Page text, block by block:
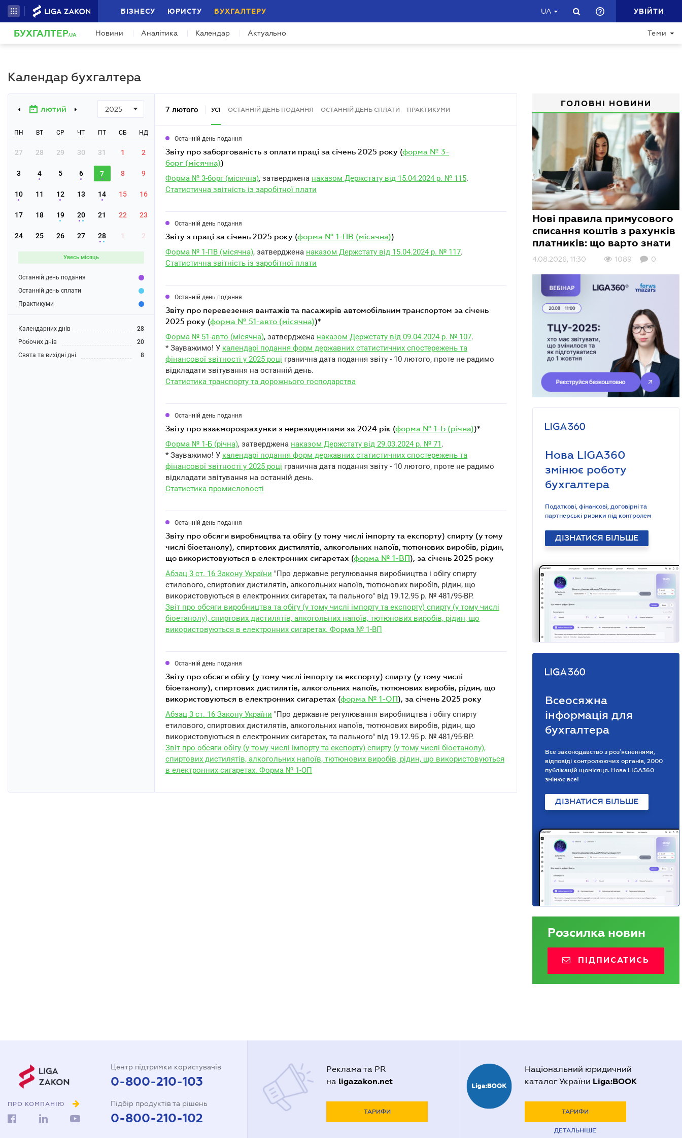
БІЗНЕСУ ЮРИСТУ БУХГАЛТЕРУ UA УВІЙТИ
БУХГАЛТЕР.UA Новини Аналітика Календар Актуально Теми
Календар бухгалтера
лютий 2025
ПН ВТ СР ЧТ ПТ СБ НД
27 28 29 30 31 1 2
3 4 5 6 7 8 9
10 11 12 13 14 15 16
17 18 19 20 21 22 23
24 25 26 27 28 1 2
Увесь місяць
Останній день подання
Останній день сплати
Практикуми
Календарних днів
28
Робочих днів
20
Свята та вихідні дні
8
7 лютого УСІ ОСТАННІЙ ДЕНЬ ПОДАННЯ ОСТАННІЙ ДЕНЬ СПЛАТИ ПРАКТИКУМИ
Останній день подання
звіту про заборгованість з оплати праці за січень 2025 року (форма № 3-
борг (місячна))
Форма № 3-борг (місячна), затверджена наказом Держстату від 15.04.2024 р. № 115.
Статистична звітність із заробітної плати
Останній день подання
звіту з праці за січень 2025 року (форма № 1-ПВ (місячна))
Форма № 1-ПВ (місячна), затверджена наказом Держстату від 15.04.2024 р. № 117.
Статистична звітність із заробітної плати
Останній день подання
звіту про перевезення вантажів та пасажирів автомобільним транспортом за січень
2025 року (форма № 51-авто (місячна))*
Форма № 51-авто (місячна), затверджена наказом Держстату від 09.04.2024 р. № 107.
* Зауважимо! У календарі подання форм державних статистичних спостережень та
фінансової звітності у 2025 році гранична дата подання звіту - 10 лютого, проте не радимо
відкладати звітування на останній день.
Статистика транспорту та дорожнього господарства
Останній день подання
звіту про взаєморозрахунки з нерезидентами за 2024 рік (форма № 1-Б (річна))*
Форма № 1-Б (річна), затверджена наказом Держстату від 29.03.2024 р. № 71.
* Зауважимо! У календарі подання форм державних статистичних спостережень та
фінансової звітності у 2025 році гранична дата подання звіту - 10 лютого, проте не радимо
відкладати звітування на останній день.
Статистика промисловості
Останній день подання
звіту про обсяги виробництва та обігу (у тому числі імпорту та експорту) спирту (у тому
числі біоетанолу), спиртових дистилятів, алкогольних напоїв, тютюнових виробів, рідин,
що використовуються в електронних сигаретах (форма № 1-ВП), за січень 2025 року
Абзац 3 ст. 16 Закону України "Про державне регулювання виробництва і обігу спирту
етилового, спиртових дистилятів, алкогольних напоїв, тютюнових виробів, рідин, що
використовуються в електронних сигаретах, та пального" від 19.12.95 р. № 481/95-BP.
Звіт про обсяги виробництва та обігу (у тому числі імпорту та експорту) спирту (у тому числі
біоетанолу), спиртових дистилятів, алкогольних напоїв, тютюнових виробів, рідин, що
використовуються в електронних сигаретах. Форма № 1-ВП
Останній день подання
звіту про обсяги обігу (у тому числі імпорту та експорту) спирту (у тому числі
біоетанолу), спиртових дистилятів, алкогольних напоїв, тютюнових виробів, рідин, що
використовуються в електронних сигаретах (форма № 1-ОП), за січень 2025 року
Абзац 3 ст. 16 Закону України "Про державне регулювання виробництва і обігу спирту
етилового, спиртових дистилятів, алкогольних напоїв, тютюнових виробів, рідин, що
використовуються в електронних сигаретах, та пального" від 19.12.95 р. № 481/95-ВР.
Звіт про обсяги обігу (у тому числі імпорту та експорту) спирту (у тому числі біоетанолу),
спиртових дистилятів, алкогольних напоїв, тютюнових виробів, рідин, що використовуються
в електронних сигаретах. Форма № 1-ОП
ГОЛОВНІ НОВИНИ
Нові правила примусового
списання коштів з рахунків
платників: що варто знати
4.08.2026, 11:30 1089 0
Нова LIGA360
змінює роботу
бухгалтера
Податкові, фінансові, договірні та
партнерські ризики під контролем
ДІЗНАТИСЯ БІЛЬШЕ
Всеосяжна
інформація для
бухгалтера
Все законодавство з розʼясненнями,
відповіді контролюючих органів, 2000
публікацій щомісяця. Нова LIGA360
змінює все!
ДІЗНАТИСЯ БІЛЬШЕ
Розсилка новин
ПІДПИСАТИСЬ
ПРО КОМПАНІЮ
Центр підтримки користувачів
0-800-210-103
Підбір продуктів та рішень
0-800-210-102
Реклама та PR
на ligazakon.net
ТАРИФИ
Національний юридичний
каталог України Liga:BOOK
ТАРИФИ
ДЕТАЛЬНІШЕ